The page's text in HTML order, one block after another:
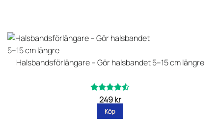
Halsbandsförlängare – Gör halsbandet 5–15 cm längre
Betygsatt
4.45
249kr
Köp